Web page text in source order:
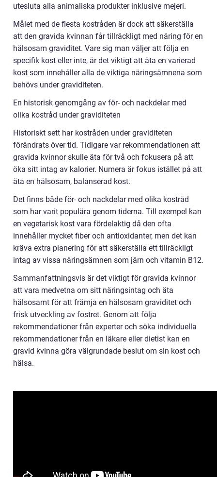
utesluta alla animaliska produkter inklusive mejeri.
Målet med de flesta kostråden är dock att säkerställa
att den gravida kvinnan får tillräckligt med näring för en
hälsosam graviditet. Vare sig man väljer att följa en
specifik kost eller inte, är det viktigt att äta en varierad
kost som innehåller alla de viktiga näringsämnena som
behövs under graviditeten.
En historisk genomgång av för- och nackdelar med
olika kostråd under graviditeten
Historiskt sett har kostråden under graviditeten
förändrats över tid. Tidigare var rekommendationen att
gravida kvinnor skulle äta för två och fokusera på att
öka sitt intag av kalorier. Numera är fokus istället på att
äta en hälsosam, balanserad kost.
Det finns både för- och nackdelar med olika kostråd
som har varit populära genom tiderna. Till exempel kan
en vegetarisk kost vara fördelaktig då den ofta
innehåller mycket fiber och antioxidanter, men det kan
kräva extra planering för att säkerställa ett tillräckligt
intag av vissa näringsämnen som järn och vitamin B12.
Sammanfattningsvis är det viktigt för gravida kvinnor
att vara medvetna om sitt näringsintag och äta
hälsosamt för att främja en hälsosam graviditet och
frisk utveckling av fostret. Genom att följa
rekommendationer från experter och söka individuella
rekommendationer från en läkare eller dietist kan en
gravid kvinna göra välgrundade beslut om sin kost och
hälsa.